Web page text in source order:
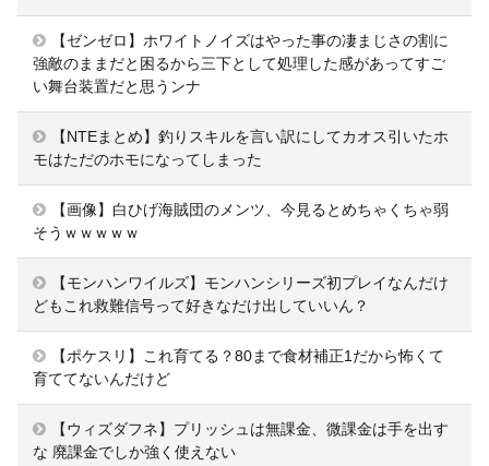
【ゼンゼロ】ホワイトノイズはやった事の凄まじさの割に
強敵のままだと困るから三下として処理した感があってすご
い舞台装置だと思うンナ
【NTEまとめ】釣りスキルを言い訳にしてカオス引いたホ
モはただのホモになってしまった
【画像】白ひげ海賊団のメンツ、今見るとめちゃくちゃ弱
そうｗｗｗｗｗ
【モンハンワイルズ】モンハンシリーズ初プレイなんだけ
どもこれ救難信号って好きなだけ出していいん？
【ポケスリ】これ育てる？80まで食材補正1だから怖くて
育ててないんだけど
【ウィズダフネ】プリッシュは無課金、微課金は手を出す
な 廃課金でしか強く使えない